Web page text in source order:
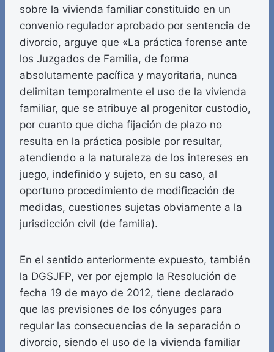
sobre la vivienda familiar constituido en un
convenio regulador aprobado por sentencia de
divorcio, arguye que «La práctica forense ante
los Juzgados de Familia, de forma
absolutamente pacífica y mayoritaria, nunca
delimitan temporalmente el uso de la vivienda
familiar, que se atribuye al progenitor custodio,
por cuanto que dicha fijación de plazo no
resulta en la práctica posible por resultar,
atendiendo a la naturaleza de los intereses en
juego, indefinido y sujeto, en su caso, al
oportuno procedimiento de modificación de
medidas, cuestiones sujetas obviamente a la
jurisdicción civil (de familia).
En el sentido anteriormente expuesto, también
la DGSJFP, ver por ejemplo la Resolución de
fecha 19 de mayo de 2012, tiene declarado
que las previsiones de los cónyuges para
regular las consecuencias de la separación o
divorcio, siendo el uso de la vivienda familiar